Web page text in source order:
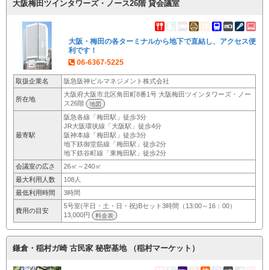
大阪梅田ツインタワーズ・ノース26階 貸会議室
大阪・梅田の各ターミナルから地下で直結し、アクセス便
利です！
06-6367-5225
取扱企業名 阪急阪神ビルマネジメント株式会社
所在地
大阪府大阪市北区角田町8番1号 大阪梅田ツインタワーズ・ノー
ス26階
地図
最寄駅
阪急各線「梅田駅」徒歩3分
JR大阪環状線「大阪駅」徒歩4分
阪神本線「梅田駅」徒歩3分
地下鉄御堂筋線「梅田駅」徒歩2分
地下鉄谷町線「東梅田駅」徒歩2分
会議室の広さ
26㎡～240㎡
最大利用人数
108人
最低利用時間
3時間
費用の目安
5号室(平日・土・日・祝)Bセット3時間（13:00～16：00）
13,000円
料金表
鎌倉・稲村ガ崎 古民家 秘密基地 （稲村マーケット）